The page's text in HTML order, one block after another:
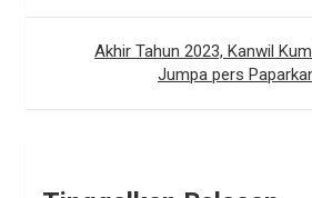
Akhir Tahun 2023, Kanwil
Jumpa pers